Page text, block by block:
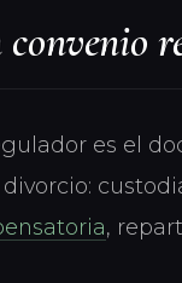
convenio
es el
,